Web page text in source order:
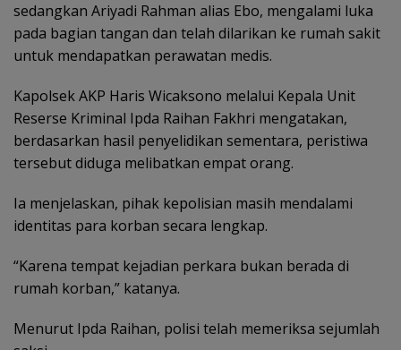
sedangkan Ariyadi Rahman alias Ebo, mengalami luka
pada bagian tangan dan telah dilarikan ke rumah sakit
untuk mendapatkan perawatan medis.
Kapolsek AKP Haris Wicaksono melalui Kepala Unit
Reserse Kriminal Ipda Raihan Fakhri mengatakan,
berdasarkan hasil penyelidikan sementara, peristiwa
tersebut diduga melibatkan empat orang.
Ia menjelaskan, pihak kepolisian masih mendalami
identitas para korban secara lengkap.
“Karena tempat kejadian perkara bukan berada di
rumah korban,” katanya.
Menurut Ipda Raihan, polisi telah memeriksa sejumlah